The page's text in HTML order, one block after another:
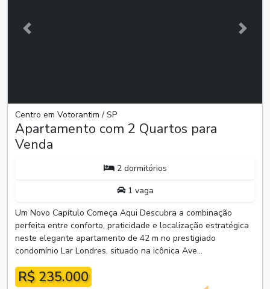
Anterior
Centro em Votorantim / SP
Apartamento com 2 Quartos para
Venda
2 dormitórios
1 vaga
Um Novo Capítulo Começa Aqui Descubra a combinação
perfeita entre conforto, praticidade e localização estratégica
neste elegante apartamento de 42 m no prestigiado
condomínio Lar Londres, situado na icônica Ave...
R$ 235.000